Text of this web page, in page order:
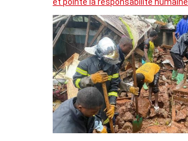
et pointe la responsabilité humaine